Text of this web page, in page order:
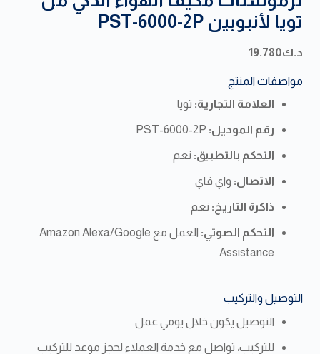
تويا لأنبوبين PST-6000-2P
د.ك19.780
مواصفات المنتج
العلامة التجارية: تويا
رقم الموديل:
التحكم بالتطبيق: نعم
الاتصال: واي فاي
ذاكرة التاريخ: نعم
التحكم الصوتي:
العمل مع Amazon Alexa/Google
Assistance
التوصيل والتركيب
التوصيل يكون خلال يومي عمل.
للتركيب، تواصل مع خدمة العملاء لحجز موعد للتركيب